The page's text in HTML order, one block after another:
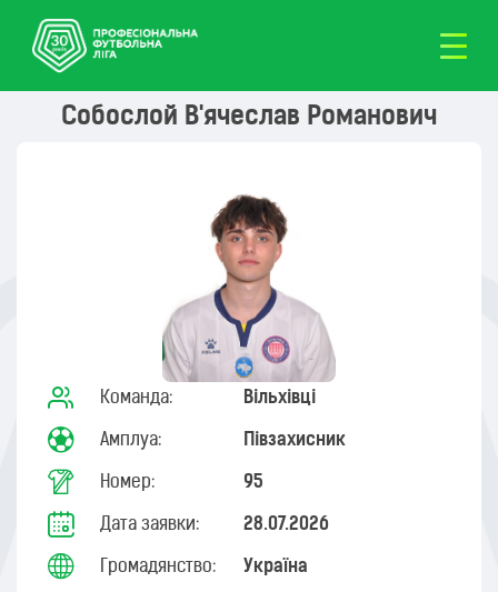
Собослой В'ячеслав Романович
Команда: Вільхівці
Амплуа: Півзахисник
Номер: 95
Дата заявки: 28.07.2026
Громадянство: Україна